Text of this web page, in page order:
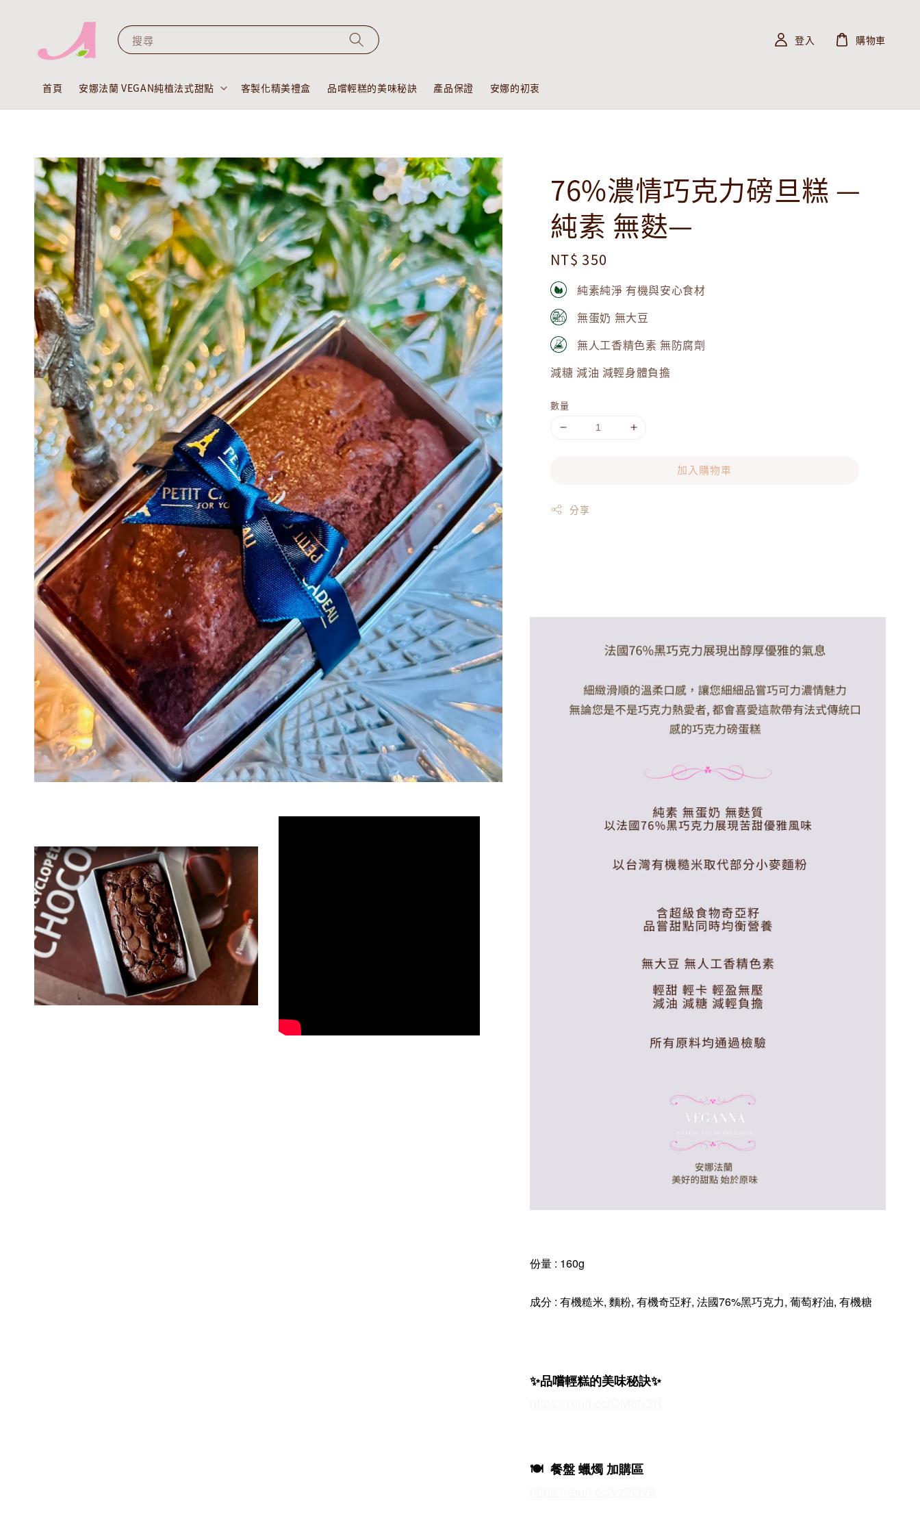
搜尋
首頁 安娜法蘭 VEGAN純植法式甜點 客製化精美禮盒 品嚐輕糕的美味秘訣 產品保證 安娜的初衷
登入 購物車
76%濃情巧克力磅旦糕 —
純素 無麩—
Regular
price
NT$ 350
純素純淨 有機與安心食材
無蛋奶 無大豆
無人工香精色素 無防腐劑
減糖 減油 減輕身體負擔
數量
加入購物車
分享
份量 : 160g
成分 : 有機糙米, 麵粉, 有機奇亞籽, 法國76%黑巧克力, 葡萄籽油, 有機糖
✨品嚐輕糕的美味秘訣✨
🍽️ 餐盤 蠟燭 加購區